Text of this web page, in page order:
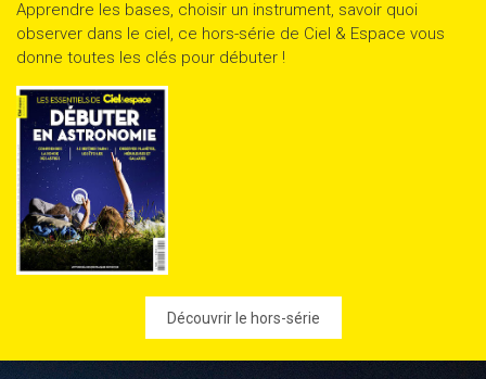
Apprendre les bases, choisir un instrument, savoir quoi
observer dans le ciel, ce hors-série de Ciel & Espace vous
donne toutes les clés pour débuter !
Découvrir le hors-série